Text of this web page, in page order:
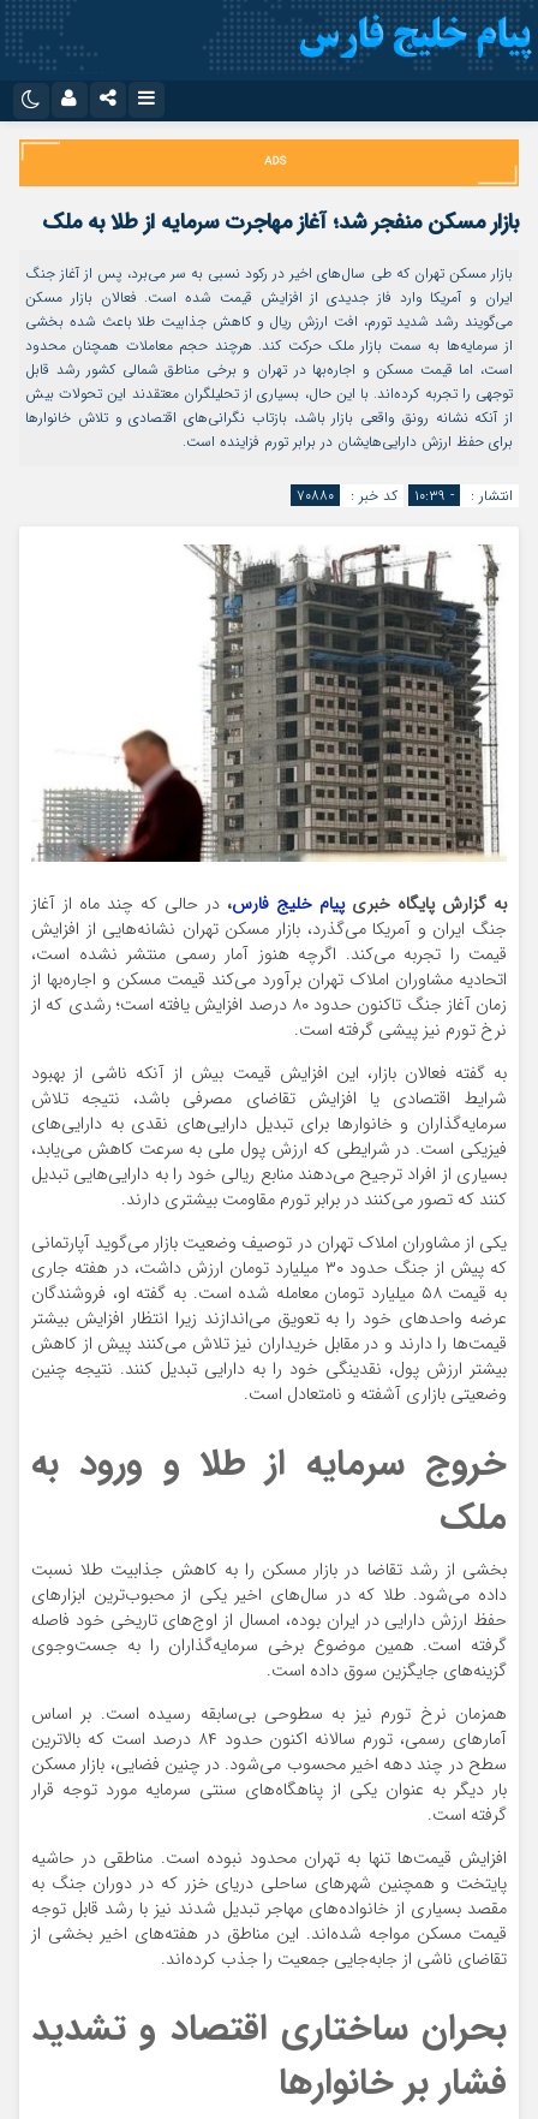
اینستاگرام
تلگرام
سروش
ایتا
اپلیکیشن
نام کاربری یا نشانی ایمیل
رمز عبور
مرا به خاطر بسپار
بازار مسکن منفجر شد؛ آغاز مهاجرت سرمایه از طلا به ملک
بازار مسکن تهران که طی سال‌های اخیر در رکود نسبی به سر می‌برد، پس از آغاز جنگ
ایران و آمریکا وارد فاز جدیدی از افزایش قیمت شده است. فعالان بازار مسکن
می‌گویند رشد شدید تورم، افت ارزش ریال و کاهش جذابیت طلا باعث شده بخشی
از سرمایه‌ها به سمت بازار ملک حرکت کند. هرچند حجم معاملات همچنان محدود
است، اما قیمت مسکن و اجاره‌بها در تهران و برخی مناطق شمالی کشور رشد قابل
توجهی را تجربه کرده‌اند. با این حال، بسیاری از تحلیلگران معتقدند این تحولات بیش
از آنکه نشانه رونق واقعی بازار باشد، بازتاب نگرانی‌های اقتصادی و تلاش خانوارها
برای حفظ ارزش دارایی‌هایشان در برابر تورم فزاینده است.
انتشار : - ۱۰:۳۹ کد خبر : ۷۰۸۸۰
به گزارش پایگاه خبریپیام خلیج فارس، در حالی که چند ماه از آغاز
جنگ ایران و آمریکا می‌گذرد، بازار مسکن تهران نشانه‌هایی از افزایش
قیمت را تجربه می‌کند. اگرچه هنوز آمار رسمی منتشر نشده است،
اتحادیه مشاوران املاک تهران برآورد می‌کند قیمت مسکن و اجاره‌بها از
زمان آغاز جنگ تاکنون حدود ۸۰ درصد افزایش یافته است؛ رشدی که از
نرخ تورم نیز پیشی گرفته است.
به گفته فعالان بازار، این افزایش قیمت بیش از آنکه ناشی از بهبود
شرایط اقتصادی یا افزایش تقاضای مصرفی باشد، نتیجه تلاش
سرمایه‌گذاران و خانوارها برای تبدیل دارایی‌های نقدی به دارایی‌های
فیزیکی است. در شرایطی که ارزش پول ملی به سرعت کاهش می‌یابد،
بسیاری از افراد ترجیح می‌دهند منابع ریالی خود را به دارایی‌هایی تبدیل
کنند که تصور می‌کنند در برابر تورم مقاومت بیشتری دارند.
یکی از مشاوران املاک تهران در توصیف وضعیت بازار می‌گوید آپارتمانی
که پیش از جنگ حدود ۳۰ میلیارد تومان ارزش داشت، در هفته جاری
به قیمت ۵۸ میلیارد تومان معامله شده است. به گفته او، فروشندگان
عرضه واحدهای خود را به تعویق می‌اندازند زیرا انتظار افزایش بیشتر
قیمت‌ها را دارند و در مقابل خریداران نیز تلاش می‌کنند پیش از کاهش
بیشتر ارزش پول، نقدینگی خود را به دارایی تبدیل کنند. نتیجه چنین
وضعیتی بازاری آشفته و نامتعادل است.
خروج سرمایه از طلا و ورود به
ملک
بخشی از رشد تقاضا در بازار مسکن را به کاهش جذابیت طلا نسبت
داده می‌شود. طلا که در سال‌های اخیر یکی از محبوب‌ترین ابزارهای
حفظ ارزش دارایی در ایران بوده، امسال از اوج‌های تاریخی خود فاصله
گرفته است. همین موضوع برخی سرمایه‌گذاران را به جست‌وجوی
گزینه‌های جایگزین سوق داده است.
همزمان نرخ تورم نیز به سطوحی بی‌سابقه رسیده است. بر اساس
آمارهای رسمی، تورم سالانه اکنون حدود ۸۴ درصد است که بالاترین
سطح در چند دهه اخیر محسوب می‌شود. در چنین فضایی، بازار مسکن
بار دیگر به عنوان یکی از پناهگاه‌های سنتی سرمایه مورد توجه قرار
گرفته است.
افزایش قیمت‌ها تنها به تهران محدود نبوده است. مناطقی در حاشیه
پایتخت و همچنین شهرهای ساحلی دریای خزر که در دوران جنگ به
مقصد بسیاری از خانواده‌های مهاجر تبدیل شدند نیز با رشد قابل توجه
قیمت مسکن مواجه شده‌اند. این مناطق در هفته‌های اخیر بخشی از
تقاضای ناشی از جابه‌جایی جمعیت را جذب کرده‌اند.
بحران ساختاری اقتصاد و تشدید
فشار بر خانوارها